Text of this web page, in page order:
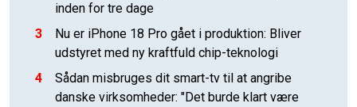
inden for tre dage
3
Nu er iPhone 18 Pro gået i produktion: Bliver
udstyret med ny kraftfuld chip-teknologi
4
Sådan misbruges dit smart-tv til at angribe
danske virksomheder: "Det burde klart være